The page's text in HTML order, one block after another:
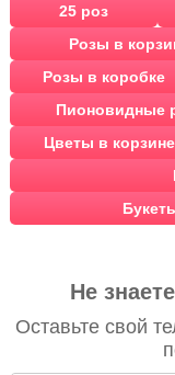
25 роз
Розы в
Розы в коробке
Пионовидные
Цветы в корзине
Не
Оставьте свой